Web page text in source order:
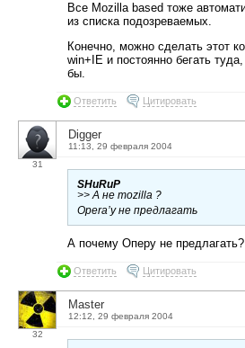
Все Mozilla based тоже
из списка подозреваемых.
Конечно, можно сделать этот
win+IE и постоянно бегать
бы.
Ответить Цитировать
31
Digger
11:13, 29 февраля 2004
SHuRuP
>> А не mozilla ?
Opera’у не предлагать
А почему Оперу не
Ответить Цитировать
32
Master
12:12, 29 февраля 2004